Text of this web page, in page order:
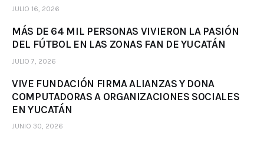
JULIO 16, 2026
MÁS DE 64 MIL PERSONAS VIVIERON LA PASIÓN
DEL FÚTBOL EN LAS ZONAS FAN DE YUCATÁN
JULIO 7, 2026
VIVE FUNDACIÓN FIRMA ALIANZAS Y DONA
COMPUTADORAS A ORGANIZACIONES SOCIALES
EN YUCATÁN
JUNIO 30, 2026